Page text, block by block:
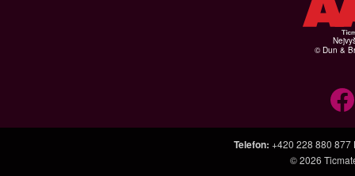
© Dun &
Telefon: +420 228 880 877
© 2026